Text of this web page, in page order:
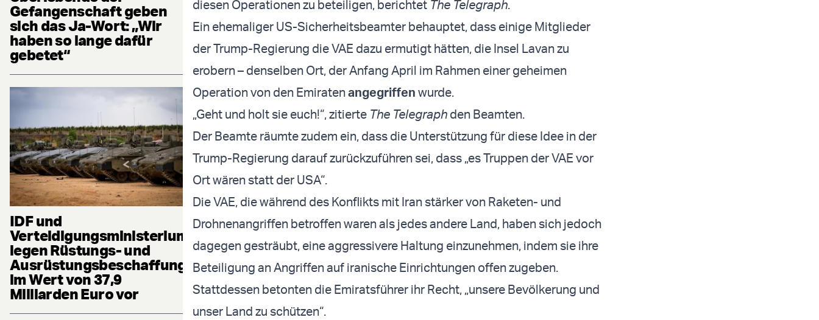
Gefangenschaft geben
sich das Ja-Wort: „Wir
haben so lange dafür
gebetet“
IDF und
Verteidigungsministerium
legen Rüstungs- und
Ausrüstungsbeschaffung
im Wert von 37,9
Milliarden Euro vor
diesen Operationen zu beteiligen, berichtet The Telegraph.
Ein ehemaliger US-Sicherheitsbeamter behauptet, dass einige Mitglieder
der Trump-Regierung die VAE dazu ermutigt hätten, die Insel Lavan zu
erobern – denselben Ort, der Anfang April im Rahmen einer geheimen
Operation von den Emiratenangegriffen wurde.
„Geht und holt sie euch!“, zitierte The Telegraph den Beamten.
Der Beamte räumte zudem ein, dass die Unterstützung für diese Idee in der
Trump-Regierung darauf zurückzuführen sei, dass „es Truppen der VAE vor
Ort wären statt der USA“.
Die VAE, die während des Konflikts mit Iran stärker von Raketen- und
Drohnenangriffen betroffen waren als jedes andere Land, haben sich jedoch
dagegen gesträubt, eine aggressivere Haltung einzunehmen, indem sie ihre
Beteiligung an Angriffen auf iranische Einrichtungen offen zugeben.
Stattdessen betonten die Emiratsführer ihr Recht, „unsere Bevölkerung und
unser Land zu schützen“.